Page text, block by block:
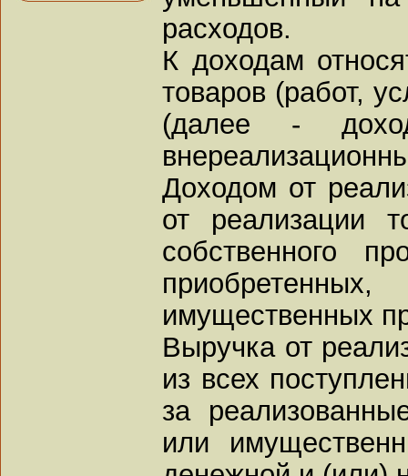
расходов.
К доходам
товаров (работ,
(далее -
Доходом от
от реализации
собственного
имущественных
Выручка от
из всех
за
или